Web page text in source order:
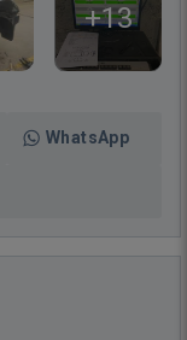
+13
WhatsApp